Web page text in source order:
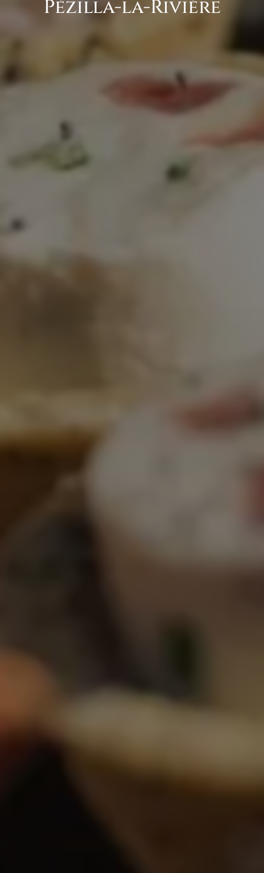
Pézilla-la-Rivière